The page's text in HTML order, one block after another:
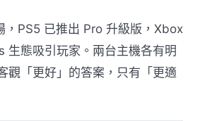
，PS5 已推出 Pro 升級版，Xbox
生態吸引玩家。兩台主機各有明
觀「更好」的答案，只有「更適